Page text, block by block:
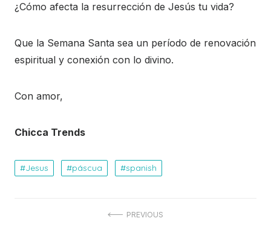
¿Cómo afecta la resurrección de Jesús tu vida?
Que la Semana Santa sea un período de renovación
espiritual y conexión con lo divino.
Con amor,
Chicca Trends
Jesus páscua spanish
PREVIOUS